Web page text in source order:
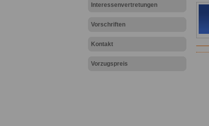
Interessenvertretungen
Vorschriften
Kontakt
Vorzugspreis